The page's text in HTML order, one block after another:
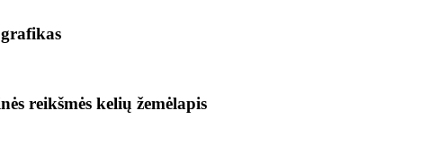
reikšmės kelių žemėlapis